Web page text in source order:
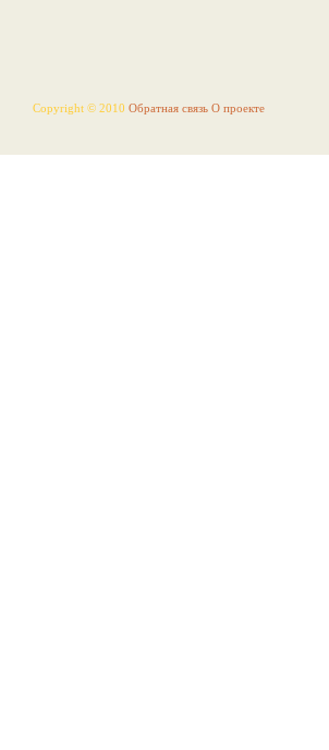
Copyright © 2010 Обратная связь О проекте